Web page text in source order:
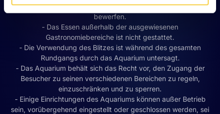
- Es ist verboten, die Tiere zu füttern oder mit Gegenständen zu
bewerfen.
- Das Essen außerhalb der ausgewiesenen
Gastronomiebereiche ist nicht gestattet.
- Die Verwendung des Blitzes ist während des gesamten
Rundgangs durch das Aquarium untersagt.
- Das Aquarium behält sich das Recht vor, den Zugang der
Besucher zu seinen verschiedenen Bereichen zu regeln,
einzuschränken und zu sperren.
- Einige Einrichtungen des Aquariums können außer Betrieb
sein, vorübergehend eingestellt oder geschlossen werden, sei